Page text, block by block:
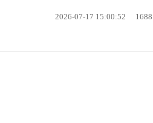
2026-07-17 15:00:52 1688